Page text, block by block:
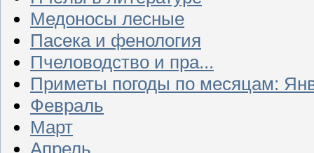
Медоносы лесные
Пасека и фенология
Пчеловодство и пра...
Приметы погоды по месяцам:
Февраль
Март
Апрель